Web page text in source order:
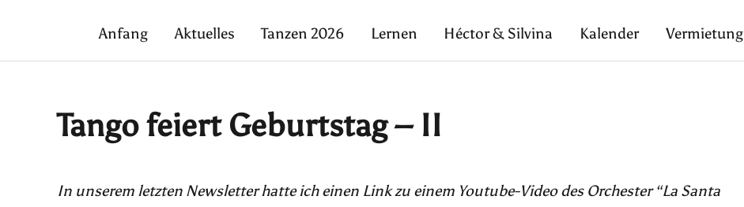
Anfang Aktuelles Tanzen 2026 Lernen Héctor & Silvina Kalender Vermietung
Tango feiert Geburtstag – II
In unserem letzten Newsletter hatte ich einen Link zu einem Youtube-Video des Orchester “La Santa